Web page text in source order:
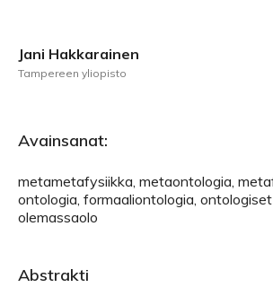
Jani Hakkarainen
Tampereen yliopisto
Avainsanat:
metametafysiikka, metaontologia,
ontologia, formaaliontologia,
olemassaolo
Abstrakti